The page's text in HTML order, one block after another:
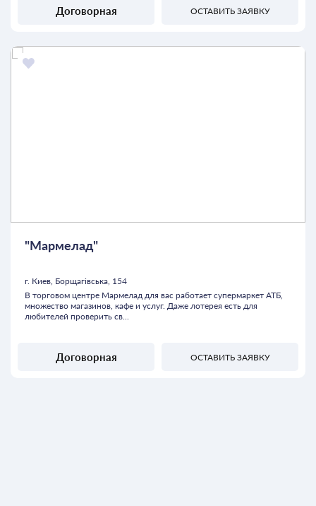
Договорная ОСТАВИТЬ ЗАЯВКУ
"Мармелад"
г. Киев, Борщагівська, 154
В торговом центре Мармелад для вас работает супермаркет АТБ,
множество магазинов, кафе и услуг. Даже лотерея есть для
любителей проверить св...
Договорная ОСТАВИТЬ ЗАЯВКУ